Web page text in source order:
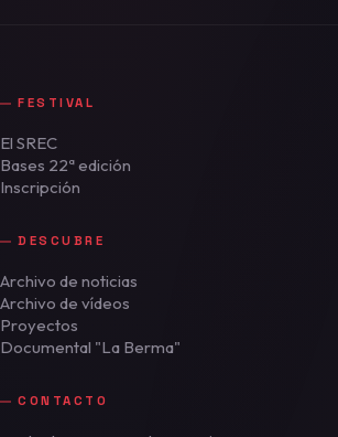
FESTIVAL
El SREC
Bases 22ª edición
Inscripción
DESCUBRE
Archivo de noticias
Archivo de vídeos
Proyectos
Documental "La Berma"
CONTACTO